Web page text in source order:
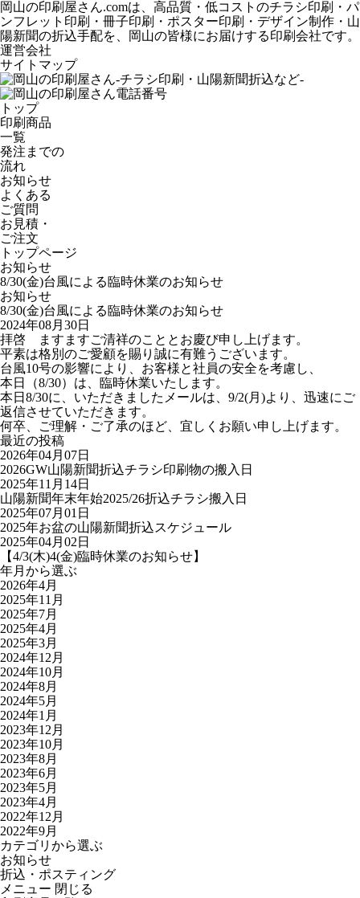
岡山の印刷屋さん.comは、高品質・低コストのチラシ印刷・パ
ンフレット印刷・冊子印刷・ポスター印刷・デザイン制作・山
陽新聞の折込手配を、岡山の皆様にお届けする印刷会社です。
運営会社
サイトマップ
トップ
印刷商品
一覧
発注までの
流れ
お知らせ
よくある
ご質問
お見積・
ご注文
トップページ
お知らせ
8/30(金)台風による臨時休業のお知らせ
お知らせ
8/30(金)台風による臨時休業のお知らせ
2024年08月30日
拝啓 ますますご清祥のこととお慶び申し上げます。
平素は格別のご愛顧を賜り誠に有難うございます。
台風10号の影響により、お客様と社員の安全を考慮し、
本日（8/30）は、臨時休業いたします。
本日8/30に、いただきましたメールは、9/2(月)より、迅速にご
返信させていただきます。
何卒、ご理解・ご了承のほど、宜しくお願い申し上げます。
最近の投稿
2026年04月07日
2026GW山陽新聞折込チラシ印刷物の搬入日
2025年11月14日
山陽新聞年末年始2025/26折込チラシ搬入日
2025年07月01日
2025年お盆の山陽新聞折込スケジュール
2025年04月02日
【4/3(木)4(金)臨時休業のお知らせ】
年月から選ぶ
2026年4月
2025年11月
2025年7月
2025年4月
2025年3月
2024年12月
2024年10月
2024年8月
2024年5月
2024年1月
2023年12月
2023年10月
2023年8月
2023年6月
2023年5月
2023年4月
2022年12月
2022年9月
カテゴリから選ぶ
お知らせ
折込・ポスティング
メニュー 閉じる